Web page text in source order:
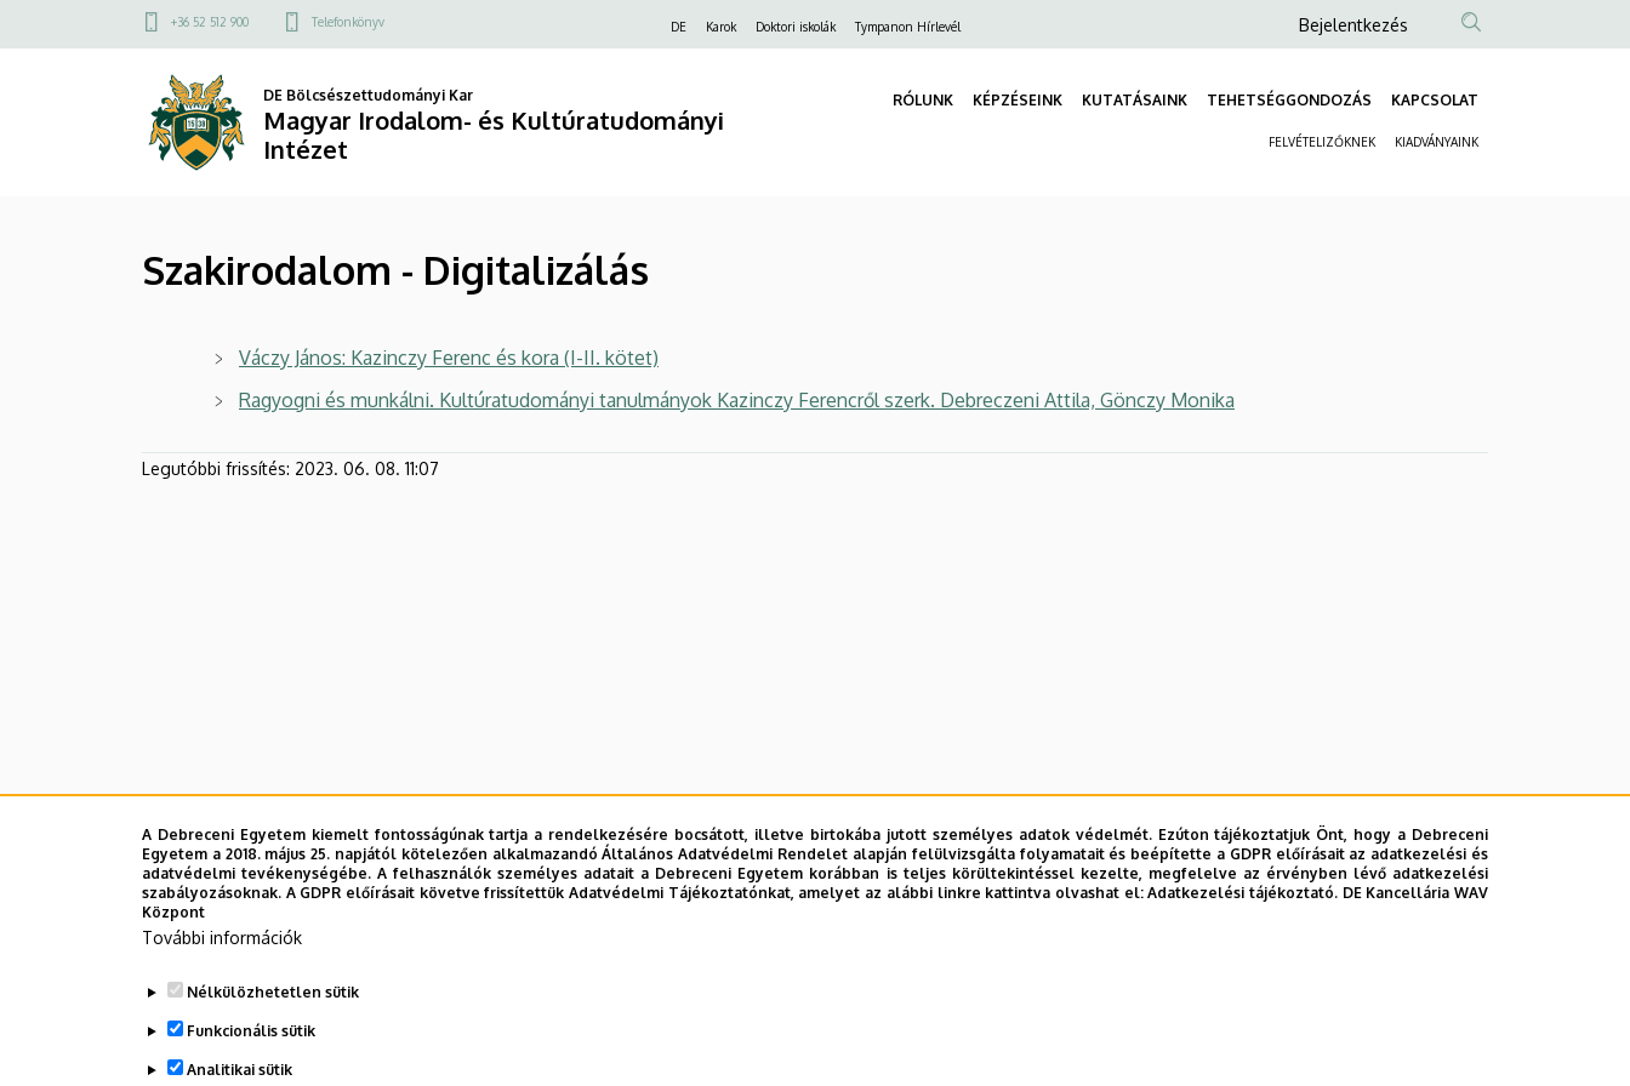
Szakirodalom
Digitalizálás
Irodalom-
Kultúratudományi
a
Felső
menü
+36 52 512 900 Telefonkönyv DE Karok Doktori iskolák Tympanon Hírlevél
Anonim
fiók
menüje
Bejelentkezés
DE Bölcsészettudományi Kar
Magyar Irodalom- és Kultúratudományi
Intézet
RÓLUNK KÉPZÉSEINK KUTATÁSAINK TEHETSÉGGONDOZÁS KAPCSOLAT
FELVÉTELIZŐKNEK KIADVÁNYAINK
Szakirodalom - Digitalizálás
Váczy János: Kazinczy Ferenc és kora (I-II. kötet)
Ragyogni és munkálni. Kultúratudományi tanulmányok Kazinczy Ferencről szerk. Debreczeni Attila, Gönczy Monika
Legutóbbi frissítés: 2023. 06. 08. 11:07
A Debreceni Egyetem kiemelt fontosságúnak tartja a rendelkezésére bocsátott, illetve birtokába jutott személyes adatok védelmét. Ezúton tájékoztatjuk Önt, hogy a Debreceni
Egyetem a 2018. május 25. napjától kötelezően alkalmazandó Általános Adatvédelmi Rendelet alapján felülvizsgálta folyamatait és beépítette a GDPR előírásait az adatkezelési és
adatvédelmi tevékenységébe. A felhasználók személyes adatait a Debreceni Egyetem korábban is teljes körültekintéssel kezelte, megfelelve az érvényben lévő adatkezelési
szabályozásoknak. A GDPR előírásait követve frissítettük Adatvédelmi Tájékoztatónkat, amelyet az alábbi linkre kattintva olvashat el:Adatkezelési tájékoztató. DE Kancellária WAV
Központ
További információk
Nélkülözhetetlen sütik
Funkcionális sütik
Analitikai sütik